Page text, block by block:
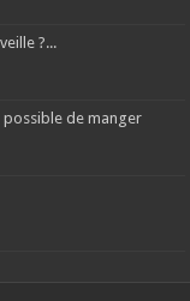
?...
possible de manger